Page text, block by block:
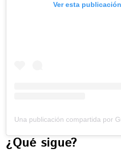
Ver esta
¿Qué sigue?